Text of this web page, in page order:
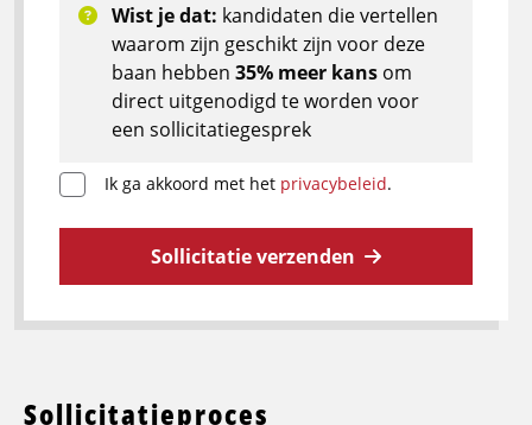
Wist je dat: kandidaten die vertellen
waarom zijn geschikt zijn voor deze
baan hebben 35% meer kans om
direct uitgenodigd te worden voor
een sollicitatiegesprek
Ik ga akkoord met het privacybeleid.
Sollicitatie verzenden
Sollicitatieproces